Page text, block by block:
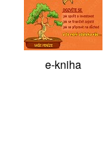
e-kniha